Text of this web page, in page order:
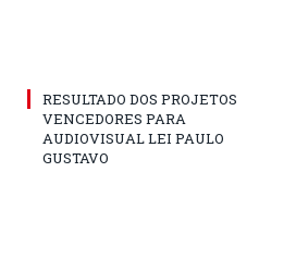
RESULTADO DOS PROJETOS
VENCEDORES PARA
AUDIOVISUAL LEI PAULO
GUSTAVO